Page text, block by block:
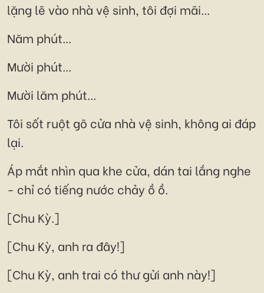
lặng lẽ vào nhà vệ sinh, tôi đợi mãi...
Năm phút...
Mười phút...
Mười lăm phút...
Tôi sốt ruột gõ cửa nhà vệ sinh, không ai đáp
lại.
Áp mắt nhìn qua khe cửa, dán tai lắng nghe
- chỉ có tiếng nước chảy ồ ồ.
[Chu Kỳ.]
[Chu Kỳ, anh ra đây!]
[Chu Kỳ, anh trai có thư gửi anh này!]